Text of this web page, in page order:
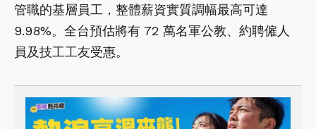
管職的基層員工，整體薪資實質調幅最高可達
9.98%。全台預估將有 72 萬名軍公教、約聘僱人
員及技工工友受惠。